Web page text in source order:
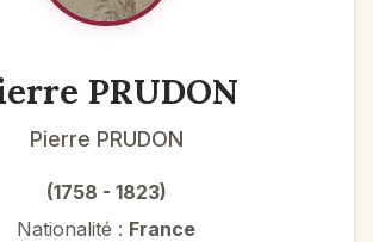
PRUDON
Pierre PRUDON
(1758 - 1823)
Nationalité : France